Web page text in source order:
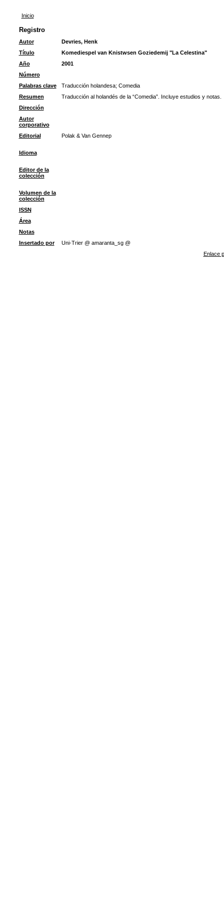
Inicio
Registro
Autor
Devries, Henk
Título
Komediespel van Knistwsen Goziedemij "La Celestina"
Año
2001
Número
Palabras clave
Traducción holandesa; Comedia
Resumen
Traducción al holandés de la “Comedia”. Incluye estudios y notas.
Dirección
Autor
corporativo
Editorial
Polak & Van Gennep
Idioma
Editor de la
colección
Volumen de la
colección
ISSN
Área
Notas
Insertado por
Uni-Trier @ amaranta_sg @
Enlace